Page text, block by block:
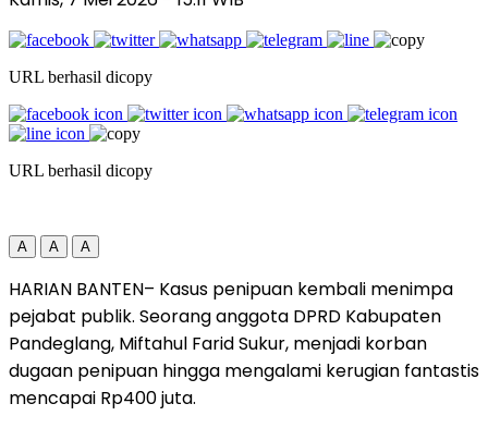
URL berhasil dicopy
URL berhasil dicopy
A A A
HARIAN BANTEN– Kasus penipuan kembali menimpa
pejabat publik. Seorang anggota DPRD Kabupaten
Pandeglang, Miftahul Farid Sukur, menjadi korban
dugaan penipuan hingga mengalami kerugian fantastis
mencapai Rp400 juta.